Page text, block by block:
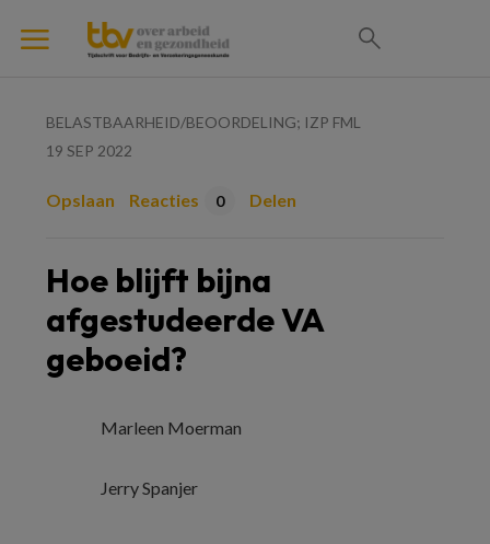
BELASTBAARHEID/BEOORDELING; IZP FML
19 SEP 2022
Opslaan Reacties 0 Delen
Hoe blijft bijna
afgestudeerde VA
geboeid?
Marleen Moerman
Jerry Spanjer